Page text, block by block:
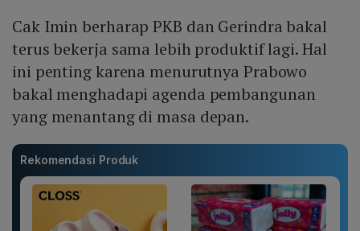
Cak Imin berharap PKB dan Gerindra bakal
terus bekerja sama lebih produktif lagi. Hal
ini penting karena menurutnya Prabowo
bakal menghadapi agenda pembangunan
yang menantang di masa depan.
Rekomendasi Produk